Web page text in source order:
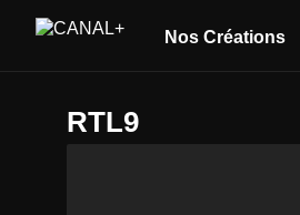
Nos Créations
RTL9